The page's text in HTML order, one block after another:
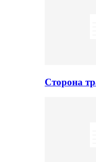
Сторона